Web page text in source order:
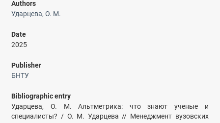
Authors
Ударцева, О. М.
Date
2025
Publisher
БНТУ
Bibliographic entry
Ударцева, О. М. Альтметрика: что знают ученые и
специалисты? / О. М. Ударцева // Менеджмент вузовских